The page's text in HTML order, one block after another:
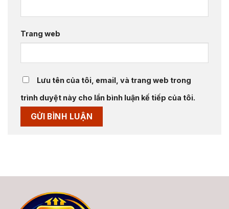
Trang web
Lưu tên của tôi, email, và trang web trong
trình duyệt này cho lần bình luận kế tiếp của tôi.